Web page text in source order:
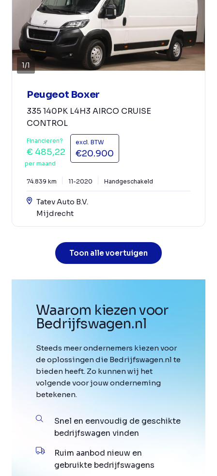
1/1
Peugeot Boxer
335 140PK L4H3 AIRCO CRUISE
CONTROL
Financieren?
€ 485,22
per maand
excl. BTW
€20.900
74.839 km 11-2020 Handgeschakeld
Tatev Auto B.V.
Mijdrecht
Toon alle voertuigen
Waarom kiezen voor
Bedrijfswagen.nl
Steeds meer ondernemers kiezen voor
de oplossingen die Bedrijfswagen.nl te
bieden heeft. Zo kunnen wij het
volgende voor jouw onderneming
betekenen.
Snel en eenvoudig de geschikte
bedrijfswagen vinden
Ruim aanbod nieuw en
gebruikte bedrijfswagens